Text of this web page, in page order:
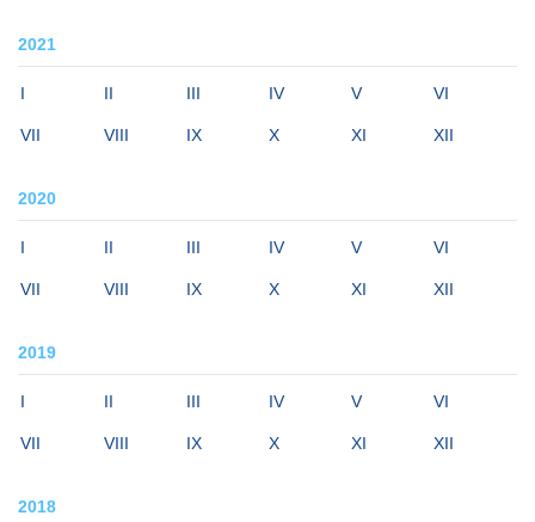
2021
I II III IV V VI
VII VIII IX X XI XII
2020
I II III IV V VI
VII VIII IX X XI XII
2019
I II III IV V VI
VII VIII IX X XI XII
2018